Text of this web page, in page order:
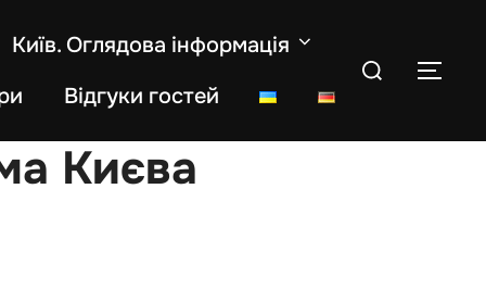
Київ. Оглядова інформація
Відгуки гостей
Search
Києва